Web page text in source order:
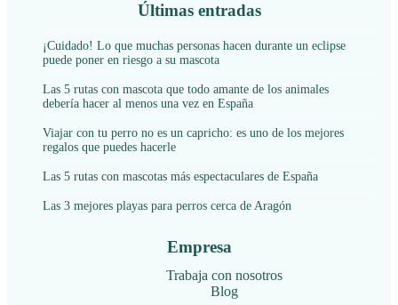
Últimas entradas
¡Cuidado! Lo que muchas personas hacen durante un eclipse
puede poner en riesgo a su mascota
Las 5 rutas con mascota que todo amante de los animales
debería hacer al menos una vez en España
Viajar con tu perro no es un capricho: es uno de los mejores
regalos que puedes hacerle
Las 5 rutas con mascotas más espectaculares de España
Las 3 mejores playas para perros cerca de Aragón
Empresa
Trabaja con nosotros
Blog